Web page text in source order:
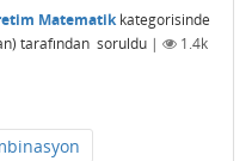
Matematikkategorisinde
tarafından soruldu |
1.4k